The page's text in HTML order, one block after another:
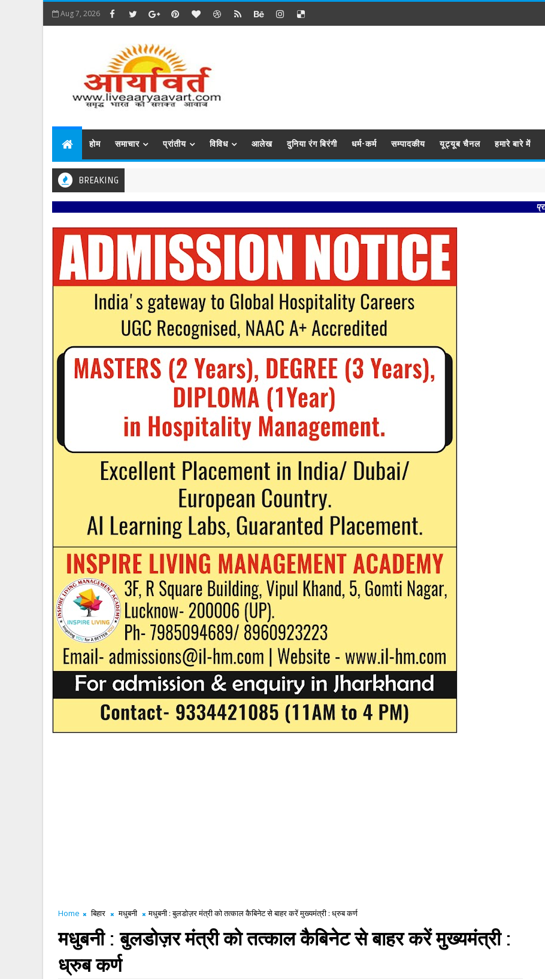
Aug 7, 2026
होम समाचार प्रांतीय विविध आलेख दुनिया रंग बिरंगी धर्म-कर्म सम्पादकीय यूट्यूब चैनल हमारे बारे में
BREAKING
प्रबिसि
Home बिहार मधुबनी मधुबनी : बुलडोज़र मंत्री को तत्काल कैबिनेट से बाहर करें मुख्यमंत्री : ध्रुब कर्ण
मधुबनी : बुलडोज़र मंत्री को तत्काल कैबिनेट से बाहर करें मुख्यमंत्री :
ध्रुब कर्ण